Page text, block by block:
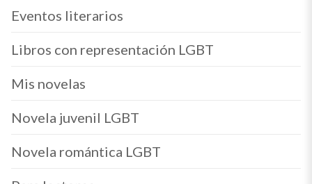
Eventos literarios
Libros con representación LGBT
Mis novelas
Novela juvenil LGBT
Novela romántica LGBT